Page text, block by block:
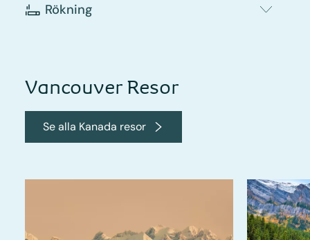
Rökning
Vancouver Resor
Se alla Kanada resor